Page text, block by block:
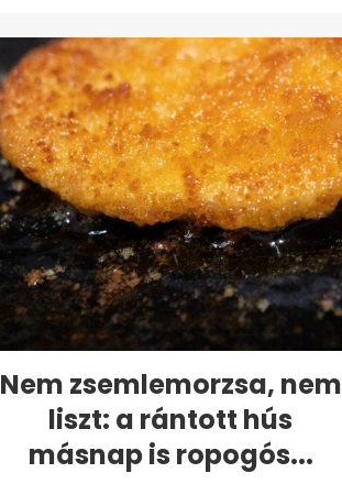
Nem zsemlemorzsa, nem
liszt: a rántott hús
másnap is ropogós...